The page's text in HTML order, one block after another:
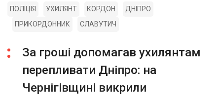
ПОЛІЦІЯ УХИЛЯНТ КОРДОН
ДНІПРО
ПРИКОРДОННИК
СЛАВУТИЧ
За гроші допомагав ухилянтам
перепливати Дніпро: на
Чернігівщині викрили